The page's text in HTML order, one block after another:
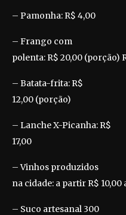
– Pamonha: R$ 4,00
– Frango com
polenta: R$ 20,00 (porção)
– Batata-frita: R$
12,00 (porção)
– Lanche X-Picanha: R$
17,00
– Vinhos produzidos
na cidade: a partir R$ 10,00
– Suco artesanal 300